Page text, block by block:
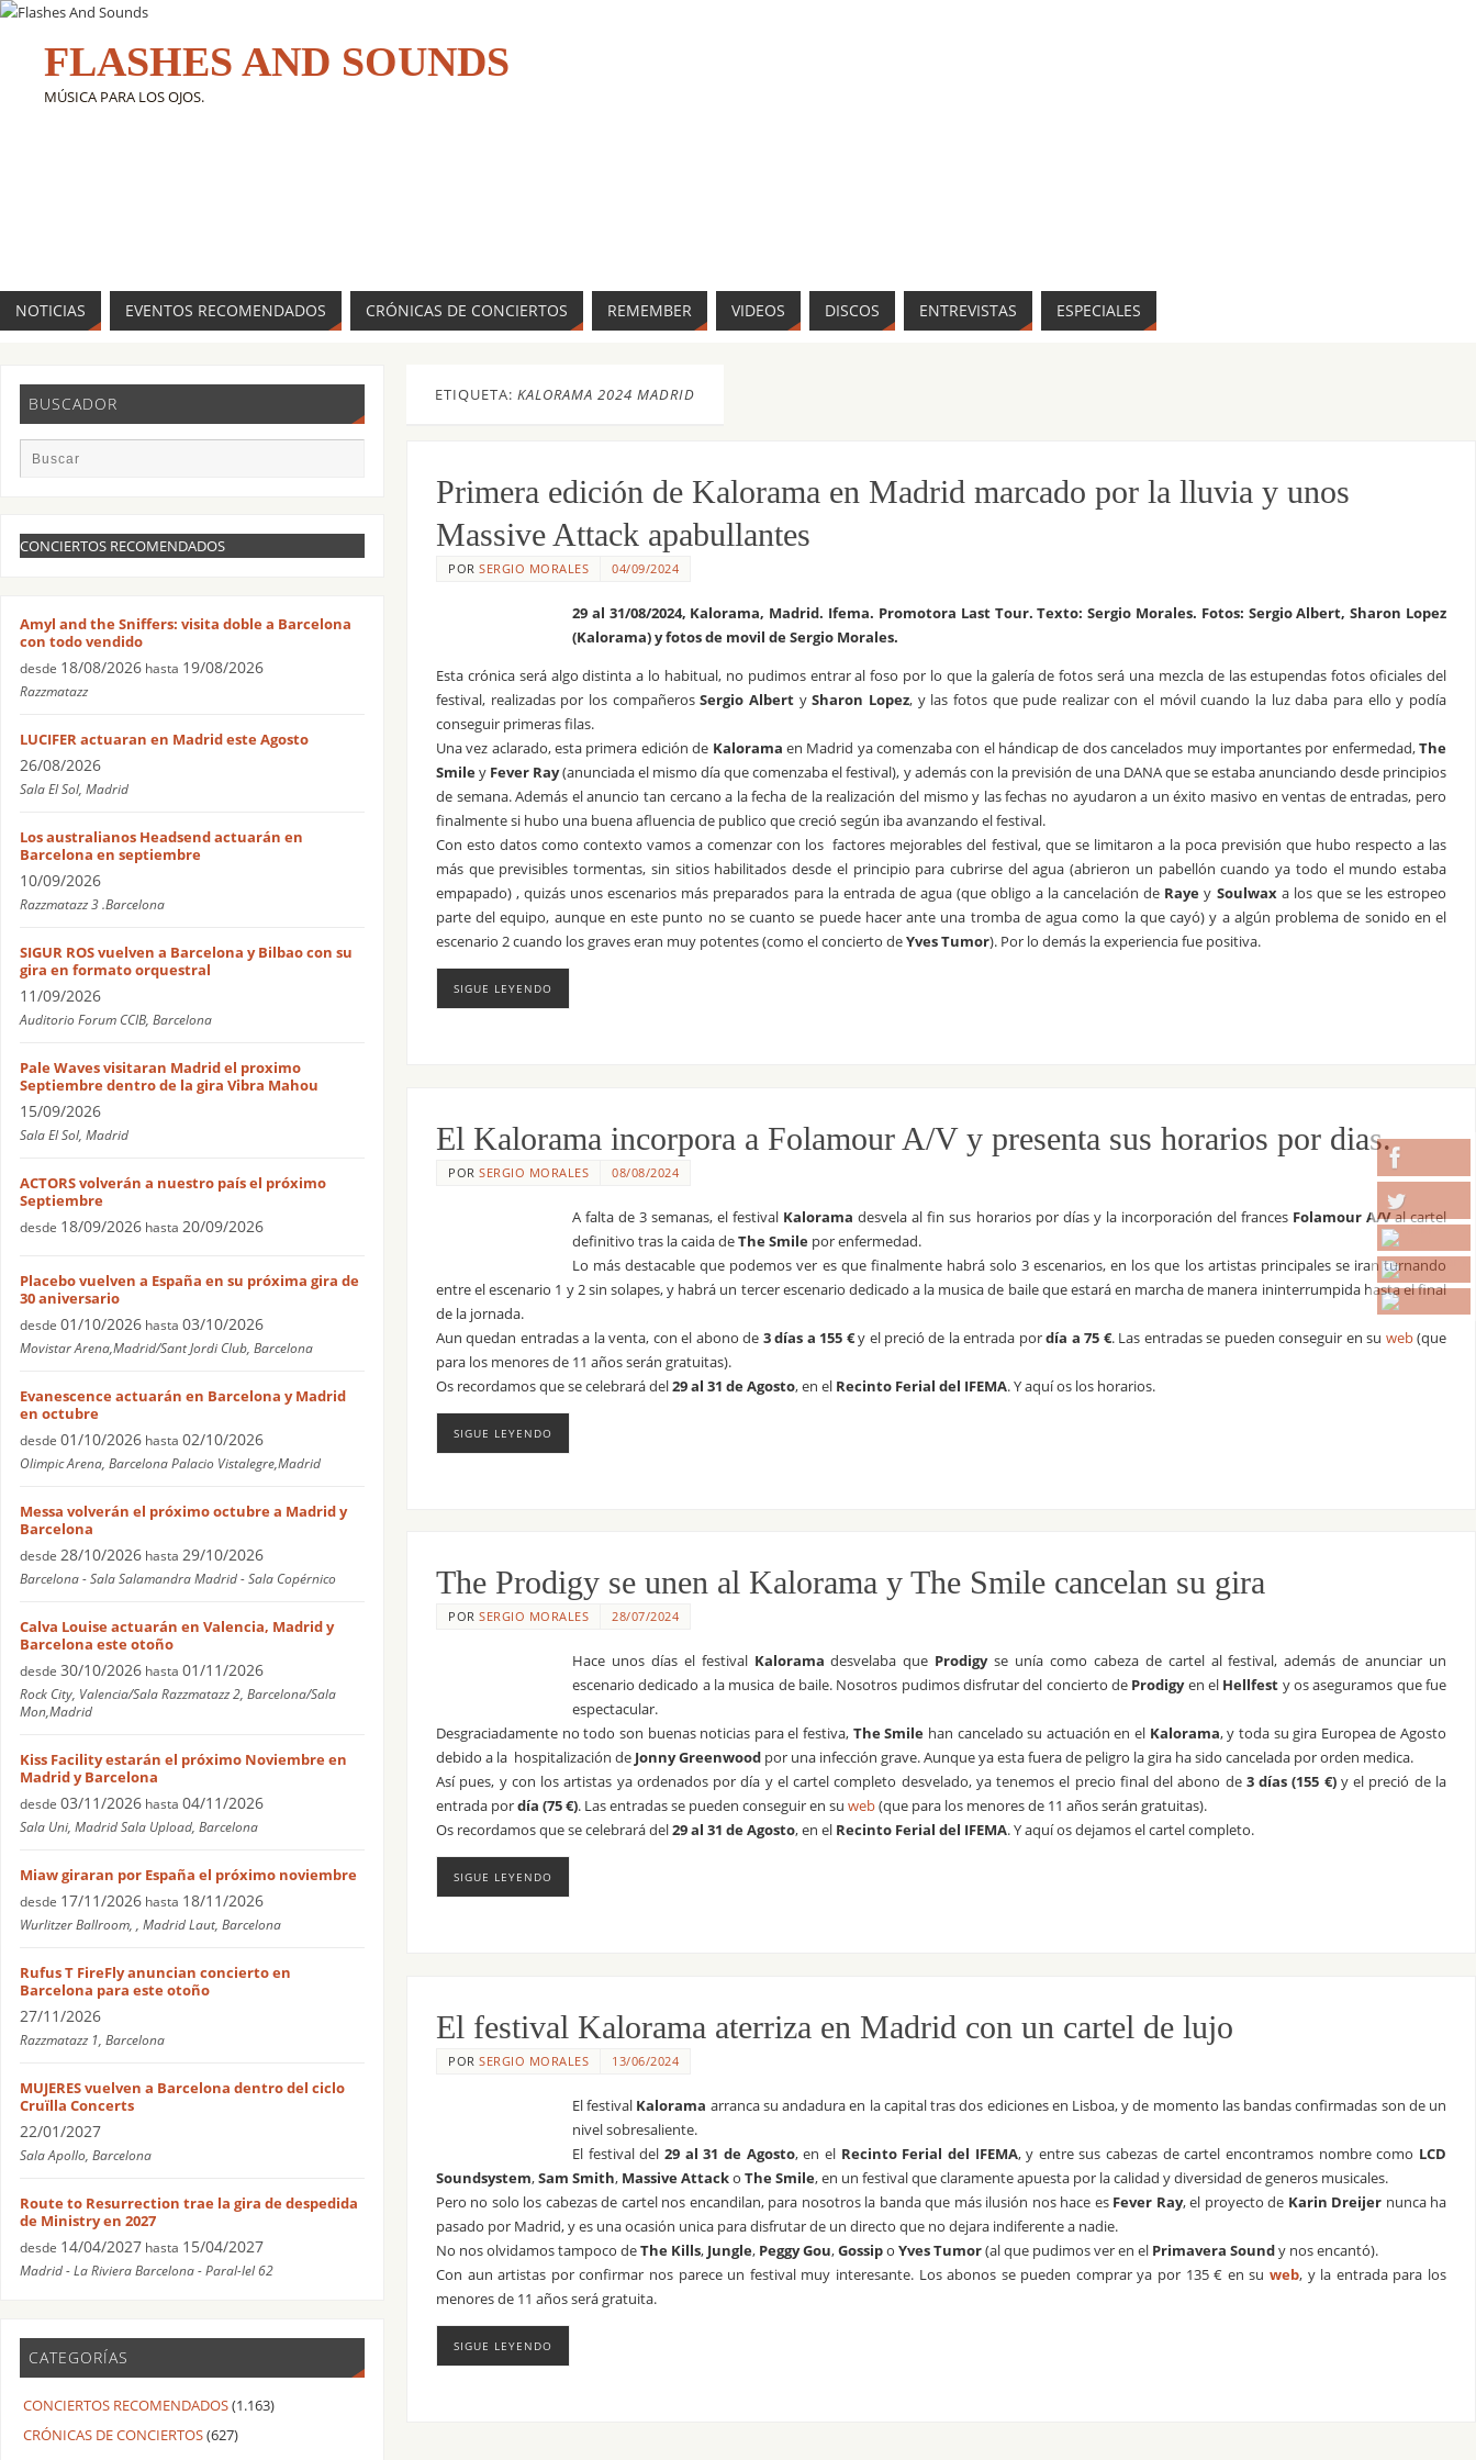
FLASHES AND SOUNDS
MÚSICA PARA LOS OJOS.
NOTICIAS EVENTOS RECOMENDADOS CRÓNICAS DE CONCIERTOS REMEMBER VIDEOS DISCOS ENTREVISTAS ESPECIALES
ETIQUETA: KALORAMA 2024 MADRID
Primera edición de Kalorama en Madrid marcado por la lluvia y unos
Massive Attack apabullantes
POR SERGIO MORALES 04/09/2024
29 al 31/08/2024, Kalorama, Madrid. Ifema. Promotora Last Tour. Texto: Sergio Morales. Fotos: Sergio Albert, Sharon Lopez
(Kalorama) y fotos de movil de Sergio Morales.
Esta crónica será algo distinta a lo habitual, no pudimos entrar al foso por lo que la galería de fotos será una mezcla de las estupendas fotos oficiales del
festival, realizadas por los compañerosSergio AlbertySharon Lopez, y las fotos que pude realizar con el móvil cuando la luz daba para ello y podía
conseguir primeras filas.
Una vez aclarado, esta primera edición de Kalorama en Madrid ya comenzaba con el hándicap de dos cancelados muy importantes por enfermedad,The
Smiley Fever Ray(anunciada el mismo día que comenzaba el festival), y además con la previsión de una DANA que se estaba anunciando desde principios
de semana. Además el anuncio tan cercano a la fecha de la realización del mismo y las fechas no ayudaron a un éxito masivo en ventas de entradas, pero
finalmente si hubo una buena afluencia de publico que creció según iba avanzando el festival.
Con esto datos como contexto vamos a comenzar con los factores mejorables del festival, que se limitaron a la poca previsión que hubo respecto a las
más que previsibles tormentas, sin sitios habilitados desde el principio para cubrirse del agua (abrieron un pabellón cuando ya todo el mundo estaba
empapado) , quizás unos escenarios más preparados para la entrada de agua (que obligo a la cancelación de Raye y Soulwaxa los que se les estropeo
parte del equipo, aunque en este punto no se cuanto se puede hacer ante una tromba de agua como la que cayó) y a algún problema de sonido en el
escenario 2 cuando los graves eran muy potentes (como el concierto deYves Tumor). Por lo demás la experiencia fue positiva.
SIGUE LEYENDO
El Kalorama incorpora a Folamour A/V y presenta sus horarios por dias.
POR SERGIO MORALES 08/08/2024
A falta de 3 semanas, el festival Kalorama desvela al fin sus horarios por días y la incorporación del frances Folamour A/Val cartel
definitivo tras la caida deThe Smile por enfermedad.
Lo más destacable que podemos ver es que finalmente habrá solo 3 escenarios, en los que los artistas principales se iran turnando
entre el escenario 1 y 2 sin solapes, y habrá un tercer escenario dedicado a la musica de baile que estará en marcha de manera ininterrumpida hasta el final
de la jornada.
Aun quedan entradas a la venta, con el abono de 3 días a 155 €y el preció de la entrada pordía a 75 €. Las entradas se pueden conseguir en su web(que
para los menores de 11 años serán gratuitas).
Os recordamos que se celebrará del29 al 31 de Agosto, en el Recinto Ferial del IFEMA. Y aquí os los horarios.
SIGUE LEYENDO
The Prodigy se unen al Kalorama y The Smile cancelan su gira
POR SERGIO MORALES 28/07/2024
Hace unos días el festival Kalorama desvelaba que Prodigyse unía como cabeza de cartel al festival, además de anunciar un
escenario dedicado a la musica de baile. Nosotros pudimos disfrutar del concierto de Prodigyen el Hellfest y os aseguramos que fue
espectacular.
Desgraciadamente no todo son buenas noticias para el festiva, The Smile han cancelado su actuación en el Kalorama, y toda su gira Europea de Agosto
debido a la hospitalización de Jonny Greenwood por una infección grave. Aunque ya esta fuera de peligro la gira ha sido cancelada por orden medica.
Así pues, y con los artistas ya ordenados por día y el cartel completo desvelado, ya tenemos el precio final del abono de 3 días (155 €)y el preció de la
entrada pordía (75 €). Las entradas se pueden conseguir en su web(que para los menores de 11 años serán gratuitas).
Os recordamos que se celebrará del29 al 31 de Agosto, en el Recinto Ferial del IFEMA. Y aquí os dejamos el cartel completo.
SIGUE LEYENDO
El festival Kalorama aterriza en Madrid con un cartel de lujo
POR SERGIO MORALES 13/06/2024
El festival Kalorama arranca su andadura en la capital tras dos ediciones en Lisboa, y de momento las bandas confirmadas son de un
nivel sobresaliente.
El festival del 29 al 31 de Agosto, en el Recinto Ferial del IFEMA, y entre sus cabezas de cartel encontramos nombre como LCD
Soundsystem,Sam Smith, Massive Attacko The Smile, en un festival que claramente apuesta por la calidad y diversidad de generos musicales.
Pero no solo los cabezas de cartel nos encandilan, para nosotros la banda que más ilusión nos hace es Fever Ray, el proyecto de Karin Dreijer nunca ha
pasado por Madrid, y es una ocasión unica para disfrutar de un directo que no dejara indiferente a nadie.
No nos olvidamos tampoco deThe Kills, Jungle, Peggy Gou,Gossipo Yves Tumor(al que pudimos ver en el Primavera Soundy nos encantó).
Con aun artistas por confirmar nos parece un festival muy interesante. Los abonos se pueden comprar ya por 135 € en suweb, y la entrada para los
menores de 11 años será gratuita.
SIGUE LEYENDO
BUSCADOR
CONCIERTOS RECOMENDADOS
Amyl and the Sniffers: visita doble a Barcelona
con todo vendido
desde 18/08/2026 hasta 19/08/2026
Razzmatazz
LUCIFER actuaran en Madrid este Agosto
26/08/2026
Sala El Sol, Madrid
Los australianos Headsend actuarán en
Barcelona en septiembre
10/09/2026
Razzmatazz 3 .Barcelona
SIGUR ROS vuelven a Barcelona y Bilbao con su
gira en formato orquestral
11/09/2026
Auditorio Forum CCIB, Barcelona
Pale Waves visitaran Madrid el proximo
Septiembre dentro de la gira Vibra Mahou
15/09/2026
Sala El Sol, Madrid
ACTORS volverán a nuestro país el próximo
Septiembre
desde 18/09/2026 hasta 20/09/2026
Placebo vuelven a España en su próxima gira de
30 aniversario
desde 01/10/2026 hasta 03/10/2026
Movistar Arena,Madrid/Sant Jordi Club, Barcelona
Evanescence actuarán en Barcelona y Madrid
en octubre
desde 01/10/2026 hasta 02/10/2026
Olimpic Arena, Barcelona Palacio Vistalegre,Madrid
Messa volverán el próximo octubre a Madrid y
Barcelona
desde 28/10/2026 hasta 29/10/2026
Barcelona - Sala Salamandra Madrid - Sala Copérnico
Calva Louise actuarán en Valencia, Madrid y
Barcelona este otoño
desde 30/10/2026 hasta 01/11/2026
Rock City, Valencia/Sala Razzmatazz 2, Barcelona/Sala
Mon,Madrid
Kiss Facility estarán el próximo Noviembre en
Madrid y Barcelona
desde 03/11/2026 hasta 04/11/2026
Sala Uni, Madrid Sala Upload, Barcelona
Miaw giraran por España el próximo noviembre
desde 17/11/2026 hasta 18/11/2026
Wurlitzer Ballroom, , Madrid Laut, Barcelona
Rufus T FireFly anuncian concierto en
Barcelona para este otoño
27/11/2026
Razzmatazz 1, Barcelona
MUJERES vuelven a Barcelona dentro del ciclo
Cruïlla Concerts
22/01/2027
Sala Apollo, Barcelona
Route to Resurrection trae la gira de despedida
de Ministry en 2027
desde 14/04/2027 hasta 15/04/2027
Madrid - La Riviera Barcelona - Paral-lel 62
CATEGORÍAS
CONCIERTOS RECOMENDADOS(1.163)
CRÓNICAS DE CONCIERTOS(627)